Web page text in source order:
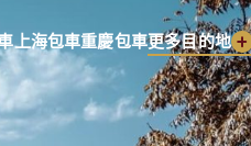
上海包車重慶包車更多目的地